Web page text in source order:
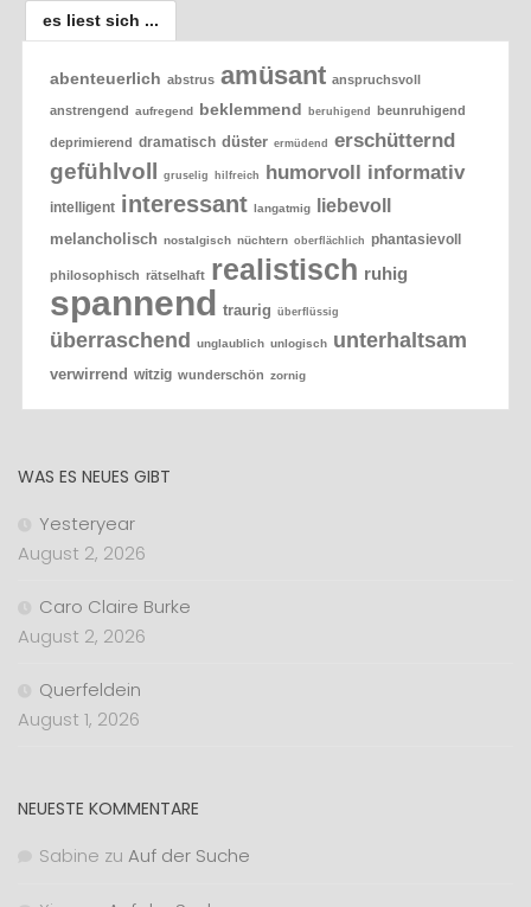
es liest sich ...
abenteuerlich abstrus amüsant anspruchsvoll
anstrengend aufregend beklemmend beruhigend beunruhigend
deprimierend dramatisch düster ermüdend erschütternd
gefühlvoll gruselig hilfreich humorvoll informativ
intelligent interessant langatmig liebevoll
melancholisch nostalgisch nüchtern oberflächlich phantasievoll
philosophisch rätselhaft realistisch ruhig
spannend traurig überflüssig
überraschend unglaublich unlogisch unterhaltsam
verwirrend witzig wunderschön zornig
WAS ES NEUES GIBT
Yesteryear
August 2, 2026
Caro Claire Burke
August 2, 2026
Querfeldein
August 1, 2026
NEUESTE KOMMENTARE
Sabine zu Auf der Suche